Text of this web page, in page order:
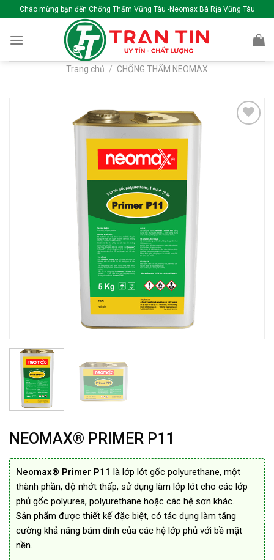
to
content
Chào mừng bạn đến Chống Thấm Vũng Tàu -Neomax Bà Rịa Vũng Tàu
Trang chủ / CHỐNG THẤM NEOMAX
NEOMAX® PRIMER P11
Neomax® Primer P11
là lớp lót gốc polyurethane, một
thành phần, độ nhớt thấp, sử dụng làm lớp lót cho các lớp
phủ gốc polyurea, polyurethane hoặc các hệ sơn khác.
Sản phẩm được thiết kế đặc biệt, có tác dụng làm tăng
cường khả năng bám dính của các hệ lớp phủ với bề mặt
nền.